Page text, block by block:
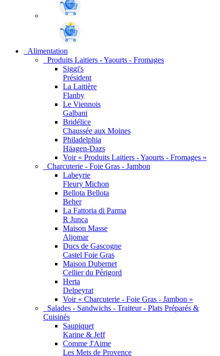
Alimentation
Produits Laitiers - Yaourts - Fromages
Siggi's
Président
La Laitière
Flanby
Le Viennois
Galbani
Bridélice
Chaussée aux Moines
Philadelphia
Häagen-Dazs
Voir « Produits Laitiers - Yaourts - Fromages »
Charcuterie - Foie Gras - Jambon
Labeyrie
Fleury Michon
Bellota Bellota
Beher
La Fattoria di Parma
R Junca
Maison Masse
Aljomar
Ducs de Gascogne
Castel Foie Gras
Maison Dubernet
Cellier du Périgord
Herta
Delpeyrat
Voir « Charcuterie - Foie Gras - Jambon »
Salades - Sandwichs - Traiteur - Plats Préparés &
Cuisinés
Saupiquet
Karine & Jeff
Comme J'Aime
Les Mets de Provence